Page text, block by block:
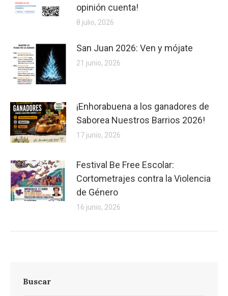
opinión cuenta!
8 julio, 2026
San Juan 2026: Ven y mójate
21 junio, 2026
¡Enhorabuena a los ganadores de
Saborea Nuestros Barrios 2026!
17 junio, 2026
Festival Be Free Escolar:
Cortometrajes contra la Violencia
de Género
16 junio, 2026
Buscar